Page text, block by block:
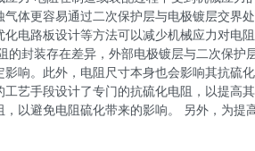
气体更容易通过二次保护层与电极镀层交界
化电路板设计等方法可以减少机械应力对电
的封装存在差异，外部电极镀层与二次保
影响。此外，电阻尺寸本身也会影响其抗硫
工艺手段设计了专门的抗硫化电阻，以提高
，以避免电阻硫化带来的影响。 另外，为